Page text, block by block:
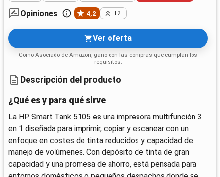
Opiniones 4,2 +2
Ver oferta
Como Asociado de Amazon, gano con las compras que cumplan los
requisitos.
Descripción del producto
¿Qué es y para qué sirve
La HP Smart Tank 5105 es una impresora multifunción 3
en 1 diseñada para imprimir, copiar y escanear con un
enfoque en costes de tinta reducidos y capacidad de
manejo de volúmenes. Con depósito de tinta de gran
capacidad y una promesa de ahorro, está pensada para